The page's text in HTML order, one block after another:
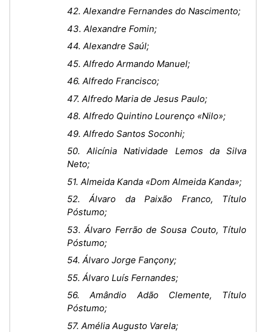
42. Alexandre Fernandes do Nascimento;
43. Alexandre Fomin;
44. Alexandre Saúl;
45. Alfredo Armando Manuel;
46. Alfredo Francisco;
47. Alfredo Maria de Jesus Paulo;
48. Alfredo Quintino Lourenço «Nilo»;
49. Alfredo Santos Soconhi;
50. Alicínia Natividade Lemos da Silva
Neto;
51. Almeida Kanda «Dom Almeida Kanda»;
52. Álvaro da Paixão Franco, Título
Póstumo;
53. Álvaro Ferrão de Sousa Couto, Título
Póstumo;
54. Álvaro Jorge Fançony;
55. Álvaro Luís Fernandes;
56. Amândio Adão Clemente, Título
Póstumo;
57. Amélia Augusto Varela;